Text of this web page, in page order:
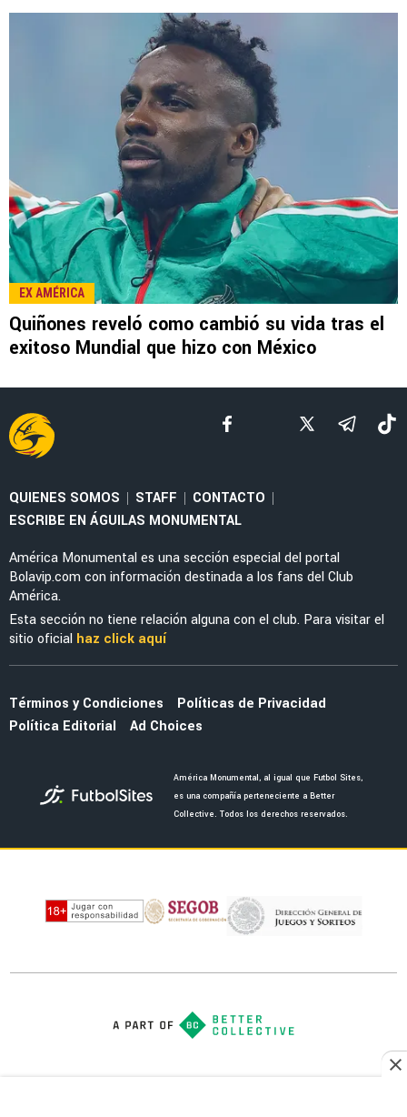
EX AMÉRICA
Quiñones reveló como cambió su vida tras el
exitoso Mundial que hizo con México
QUIENES SOMOS | STAFF | CONTACTO |
ESCRIBE EN ÁGUILAS MONUMENTAL
América Monumental es una sección especial del portal
Bolavip.com con información destinada a los fans del Club
América.
Esta sección no tiene relación alguna con el club. Para visitar el
sitio oficial haz click aquí
Términos y Condiciones
Políticas de Privacidad
Política Editorial
Ad Choices
América Monumental, al igual que Futbol Sites,
es una compañía perteneciente a Better
Collective. Todos los derechos reservados.